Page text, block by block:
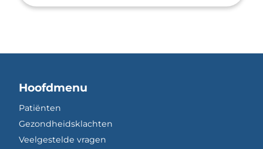
Hoofdmenu
Patiënten
Gezondheidsklachten
Veelgestelde vragen